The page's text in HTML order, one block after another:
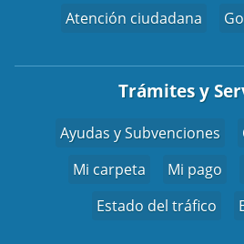
Atención ciudadana
Trámites y
Ayudas y Subvenciones
Mi carpeta
Mi pago
Estado del tráfico